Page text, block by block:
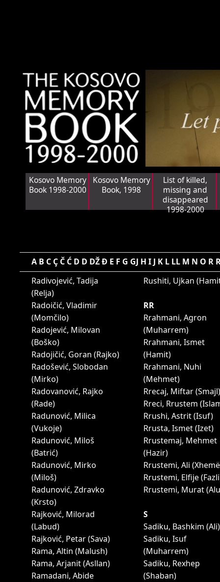
Kosovo Memory
Book 1998-2000
Kosovo Memory
Book, 1998
List of killed,
missing and
disappeared
1998-2000
A B C Ç Č Ć D D DŽĐ E F G GJ H I J K L LL M N O R
Radivojević, Tadija
(Relja)
Radoičić, Vladimir
(Momčilo)
Radojević, Milovan
(Boško)
Radojičić, Goran (Rajko)
Radošević, Slobodan
(Mirko)
Radovanović, Rajko
(Rade)
Radunović, Milica
(Vukoje)
Radunović, Miloš
(Batrić)
Radunović, Mirko
(Miloš)
Radunović, Zdravko
(Krsto)
Rajković, Milorad
(Labud)
Rajković, Petar (Sava)
Rama, Altin (Malush)
Rama, Arjanit (Asllan)
Ramadani, Abide
Rushiti, Ujkan
RR
Rrahmani, Agron
(Muharrem)
Rrahmani, Ismet
(Hamit)
Rrahmani, Nuhi
(Mehmet)
Rrecaj, Miftar (Smajl)
Rreci, Rrustem
Rrushi, Astrit (Isuf)
Rrusta, Ismet (Izet)
Rrustemaj, Mehmet
(Hazir)
Rrustemi, Ali
Rrustemi, Elfije
Rrustemi, Murat
S
Sadiku, Bashkim (Ali)
Sadiku, Isuf
(Muharrem)
Sadiku, Rexhep
(Shaban)